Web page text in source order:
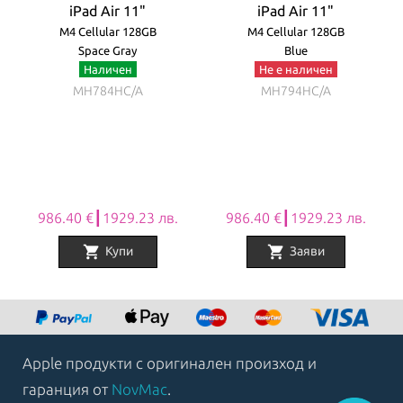
iPad Air 11"
M4 Cellular 128GB
Space Gray
Наличен
MH784HC/A
986.40 €┃1929.23 лв.
shopping_cart Купи
iPad Air 11"
M4 Cellular 128GB
Blue
Не е наличен
MH794HC/A
986.40 €┃1929.23 лв.
shopping_cart Заяви
8
Apple продукти с оригинален произход и
гаранция от NovMac.